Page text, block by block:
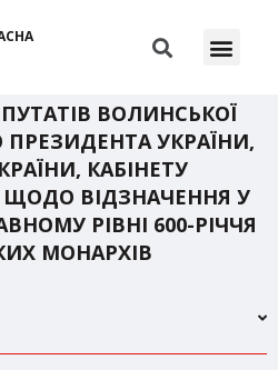
ВОЛИНСЬКОЇ
УКРАЇНИ,
КАБІНЕТУ
ЩОДО ВІДЗНАЧЕННЯ У
РІВНІ 600-РІЧЧЯ
МОНАРХІВ